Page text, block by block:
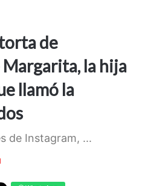
de
la hija
llamó la
de Instagram, ...